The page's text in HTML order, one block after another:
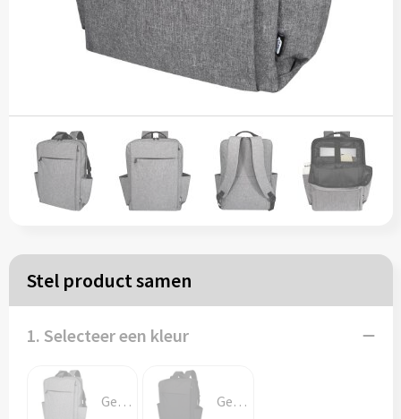
Papieren tassen
Zakelijk
Rugzakken
Schoudertassen
Koeltassen
Potloden
Stel product samen
1. Selecteer een kleur
Gemêleerd grijs Gemêleerd houtskool